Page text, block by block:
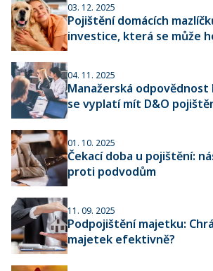
03. 12. 2025
Pojištění domácích
investice, která se může
04. 11. 2025
Manažerská
se vyplatí mít D&O
01. 10. 2025
Čekací doba u pojištění:
proti podvodům
11. 09. 2025
Podpojištění majetku:
majetek efektivně?